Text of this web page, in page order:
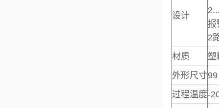
设计
报
2
材质
塑
外形尺寸
过程温度-